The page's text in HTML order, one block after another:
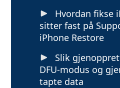
Hvordan fikse
sitter fast på
iPhone Restore
Slik
DFU-modus og
tapte data